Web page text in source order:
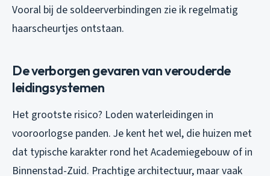
Vooral bij de soldeerverbindingen zie ik regelmatig
haarscheurtjes ontstaan.
De verborgen gevaren van verouderde
leidingsystemen
Het grootste risico? Loden waterleidingen in
vooroorlogse panden. Je kent het wel, die huizen met
dat typische karakter rond het Academiegebouw of in
Binnenstad-Zuid. Prachtige architectuur, maar vaak